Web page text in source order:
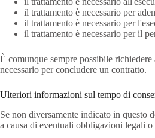
il trattamento è necessario per
il trattamento è necessario per
il trattamento è necessario per il
È comunque sempre possibile
necessario per concludere un contratto.
Ulteriori informazioni sul tempo di
Se non diversamente indicato in questo
a causa di eventuali obbligazioni legali